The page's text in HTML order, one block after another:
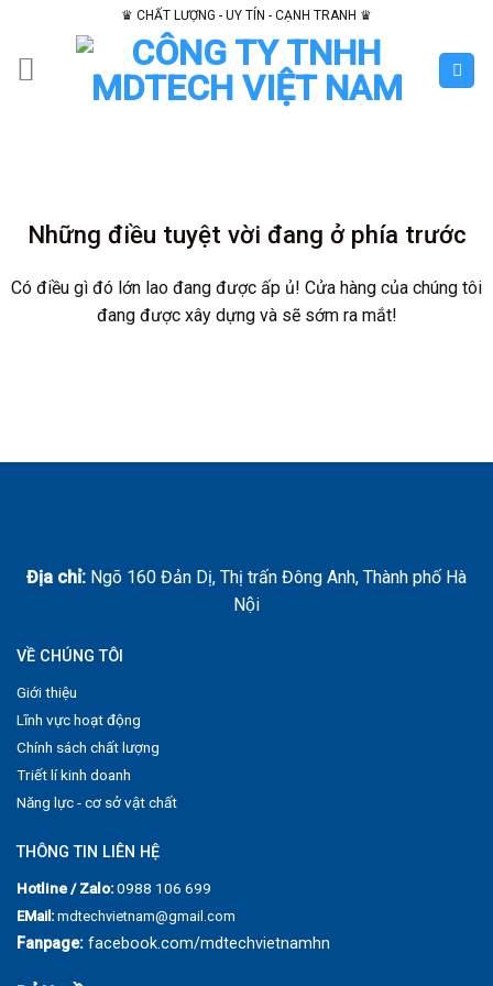
♛ CHẤT LƯỢNG - UY TÍN - CẠNH TRANH ♛
dungNhững điều tuyệt vời đang ở phía trước
Có điều gì đó lớn lao đang được ấp ủ! Cửa hàng của chúng tôi
đang được xây dựng và sẽ sớm ra mắt!
Địa chỉ: Ngõ 160 Đản Dị, Thị trấn Đông Anh, Thành phố Hà
Nội
VỀ CHÚNG TÔI
Giới thiệu
Lĩnh vực hoạt động
Chính sách chất lượng
Triết lí kinh doanh
Năng lực - cơ sở vật chất
THÔNG TIN LIÊN HỆ
Hotline / Zalo:0988 106 699
EMail: mdtechvietnam@gmail.com
Fanpage: facebook.com/mdtechvietnamhn